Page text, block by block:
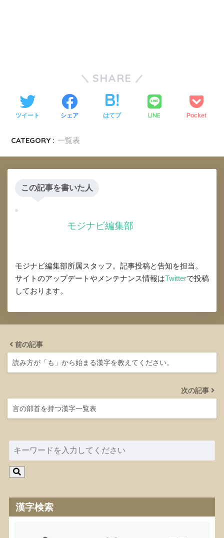
SHARE
ツイート シェア はてブ LINE Pocket
CATEGORY : 一覧表
この記事を書いた人
モジナビ編集部
モジナビ編集部所属スタッフ。記事投稿と告知を担当。
サイトのアップデートやメンテナンス情報はTwitterで投稿
しております。
前の記事
読み方が「も」から始まる漢字を教えてください。
次の記事
言の部首を持つ漢字一覧表
漢字検索